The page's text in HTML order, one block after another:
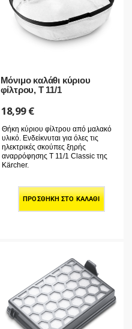
Μόνιμο καλάθι κύριου
φίλτρου, T 11/1
18,99€
Θήκη κύριου φίλτρου από μαλακό
υλικό. Ενδείκνυται για όλες τις
ηλεκτρικές σκούπες ξηρής
αναρρόφησης T 11/1 Classic της
Kärcher.
ΠΡΟΣΘΉΚΗ ΣΤΟ ΚΑΛΆΘΙ